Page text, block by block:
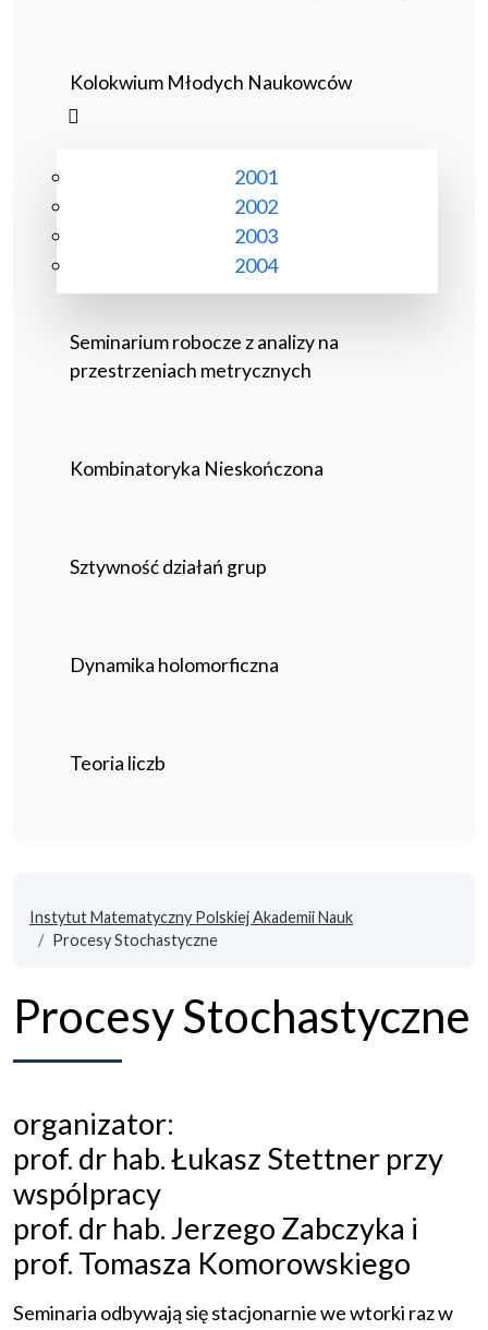
Kolokwium Młodych Naukowców
2001
2002
2003
2004
Seminarium robocze z analizy na
przestrzeniach metrycznych
Kombinatoryka Nieskończona
Sztywność działań grup
Dynamika holomorficzna
Teoria liczb
Instytut Matematyczny Polskiej Akademii Nauk
Procesy Stochastyczne
Procesy Stochastyczne
organizator:
prof. dr hab. Łukasz Stettner przy
wspólpracy
prof. dr hab. Jerzego Zabczyka i
prof. Tomasza Komorowskiego
Seminaria odbywają sięstacjonarniewewtorki razw